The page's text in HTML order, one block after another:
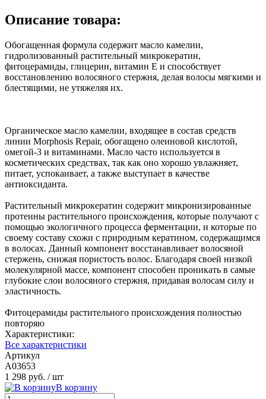
Описание товара:
Обогащенная формула содержит масло камелии,
гидролизованный растительный микрокератин,
фитоцерамиды, глицерин, витамин Е и способствует
восстановлению волосяного стержня, делая волосы мягкими и
блестящими, не утяжеляя их.
Органическое масло камелии, входящее в состав средств
линии Morphosis Repair, обогащено олеиновой кислотой,
омегой-3 и витаминами. Масло часто используется в
косметических средствах, так как оно хорошо увлажняет,
питает, успокаивает, а также выступает в качестве
антиоксиданта.
Растительный микрокератин содержит микронизированные
протеины растительного происхождения, которые получают с
помощью экологичного процесса ферментации, и которые по
своему составу схожи с природным кератином, содержащимся
в волосах. Данный компонент восстанавливает волосяной
стержень, снижая пористость волос. Благодаря своей низкой
молекулярной массе, компонент способен проникать в самые
глубокие слои волосяного стержня, придавая волосам силу и
эластичность.
Фитоцерамиды растительного происхождения полностью
повторяю
Характеристики:
Все характеристики
Артикул
A03653
1 298 руб. / шт
В корзину